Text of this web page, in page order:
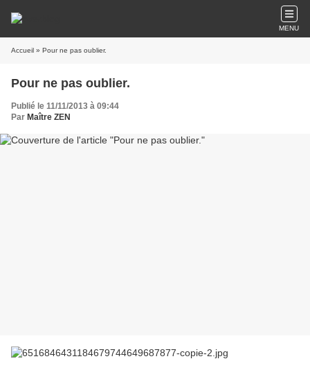
MENU
Accueil » Pour ne pas oublier.
Pour ne pas oublier.
Publié le 11/11/2013 à 09:44
Par Maître ZEN